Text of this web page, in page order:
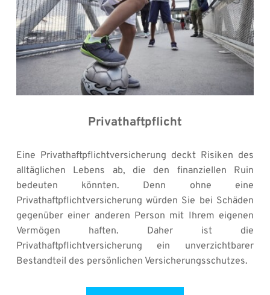
Privathaftpflicht
Eine Privathaftpflichtversicherung deckt Risiken des
alltäglichen Lebens ab, die den finanziellen Ruin
bedeuten könnten. Denn ohne eine
Privathaftpflichtversicherung würden Sie bei Schäden
gegenüber einer anderen Person mit Ihrem eigenen
Vermögen haften. Daher ist die
Privathaftpflichtversicherung ein unverzichtbarer
Bestandteil des persönlichen Versicherungsschutzes.